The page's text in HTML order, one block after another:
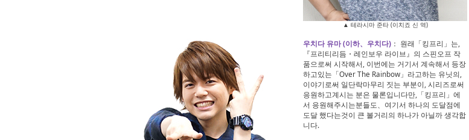
▲ 테라시마 준타 (이치죠 신 역)
우치다 유마 (이하、우치다) ： 원래「킹프리」는,
『프리티리듬・레인보우 라이브』의 스핀오프 작
품으로써 시작해서, 이번에는 거기서 계속해서 등장
하고있는「Over The Rainbow」라고하는 유닛의,
이야기로써 일단락마무리 짓는 부분이, 시리즈로써
응원하고계시는 분은 물론입니다만,「킹프리」에
서 응원해주시는분들도、여기서 하나의 도달점에
도달 했다는것이 큰 볼거리의 하나가 아닐까 생각합
니다.